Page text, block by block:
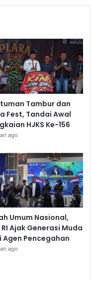
Tambur dan
Fest, Tandai Awal
HJKS Ke-156
ago
Umum Nasional,
RI Ajak Generasi Muda
Agen Pencegahan
ago